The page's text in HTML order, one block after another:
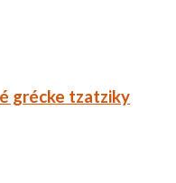
grécke tzatziky